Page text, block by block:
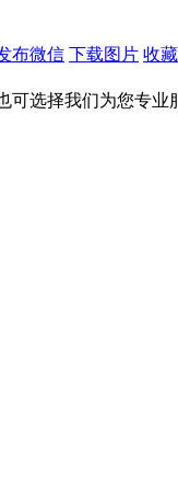
布微信 下载图片 收
选择我们为您专业